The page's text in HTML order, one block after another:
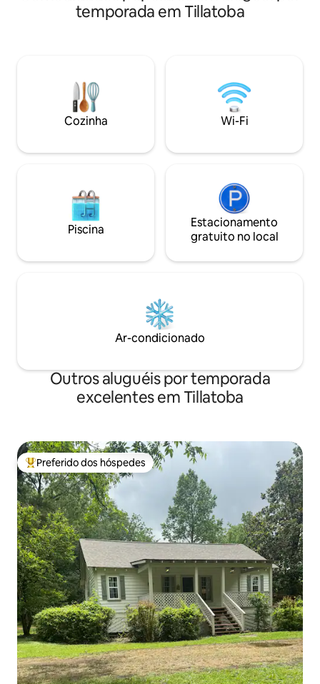
*Sala de cinema com projetor e tela (uso
interno/externo *Vista tranquila do
prado, floresta mista *Mirante
*Experiência única *Estação de lavagem
de cães RESERVE sua viagem agora ou
lavagem/
Garagem para
55 e a uma hora
Internacional de
Enid, Sardis e
pescadores/
minutos de carro
temporada em Tillatoba
Cozinha Wi-Fi
Piscina
Estacionamento
gratuito no local
Ar-condicionado
Outros aluguéis por temporada
excelentes em Tillatoba
Entre os melhores preferidos dos hóspedes
Preferido dos hóspedes